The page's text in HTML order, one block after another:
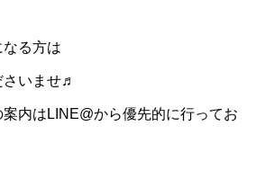
る方は
さいませ♬
内はLINE@から優先的に行ってお